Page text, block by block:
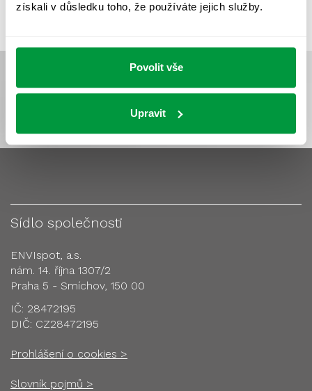
získali v důsledku toho, že používáte jejich služby.
Povolit vše
Upravit
Sídlo společnosti
ENVIspot, a.s.
nám. 14. října 1307/2
Praha 5 - Smíchov, 150 00
IČ: 28472195
DIČ: CZ28472195
Prohlášení o cookies >
Slovník pojmů >